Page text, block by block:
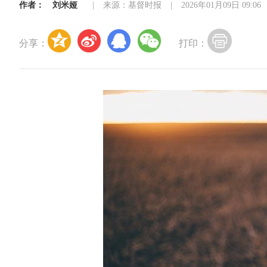
作者： 刘米娅 来源：基督时报 2026年01月09日 09:06
分享： 打印：